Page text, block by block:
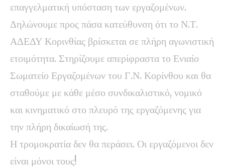
επαγγελματική υπόσταση των εργαζομένων.
Δηλώνουμε προς πάσα κατεύθυνση ότι το Ν.Τ.
ΑΔΕΔΥ Κορινθίας βρίσκεται σε πλήρη αγωνιστική
ετοιμότητα. Στηρίζουμε απερίφραστα το Ενιαίο
Σωματείο Εργαζομένων του Γ.Ν. Κορίνθου και θα
σταθούμε με κάθε μέσο συνδικαλιστικό, νομικό
και κινηματικό στο πλευρό της εργαζόμενης για
την πλήρη δικαίωσή της.
Η τρομοκρατία δεν θα περάσει. Οι εργαζόμενοι δεν
είναι μόνοι τους!